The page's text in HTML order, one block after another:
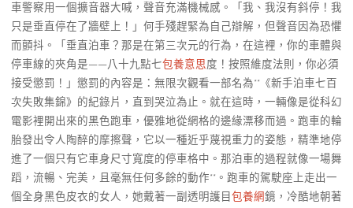
車警察用一個擴音器大喊，聲音充滿機械感。「我、我沒有斜停！我
只是垂直停在了牆壁上！」何手殘趕緊為自己辯解，但聲音因為恐懼
而顫抖。「垂直泊車？那是在第三次元的行為，在這裡，你的車體與
停車線的夾角是——八十九點七包養意思度！按照維度法則，你必須
接受懲罰！」懲罰的內容是：無限次觀看一部名為**《新手泊車七百
次失敗集錦》的紀錄片，直到哭泣為止。就在這時，一輛像是從科幻
電影裡開出來的黑色跑車，優雅地從網格的邊緣漂移而過。跑車的輪
胎發出令人陶醉的摩擦聲，它以一種近乎蔑視重力的姿態，精準地停
進了一個只有它車身尺寸寬度的停車格中。那泊車的過程就像一場舞
蹈，流暢、完美，且毫無任何多餘的動作**。跑車的駕駛座上走出一
個全身黑色皮衣的女人，她戴著一副透明護目包養網鏡，冷酷地朝著